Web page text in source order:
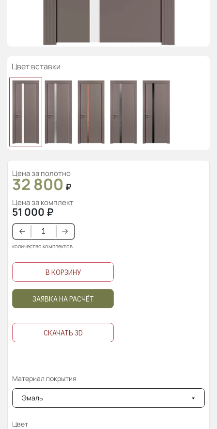
Цвет вставки
Цена за полотно
32 800 ₽
Цена за комплект
51 000 ₽
количество комплектов
В КОРЗИНУ
ЗАЯВКА НА РАСЧЁТ
СКАЧАТЬ 3D
Материал покрытия
Эмаль
Цвет